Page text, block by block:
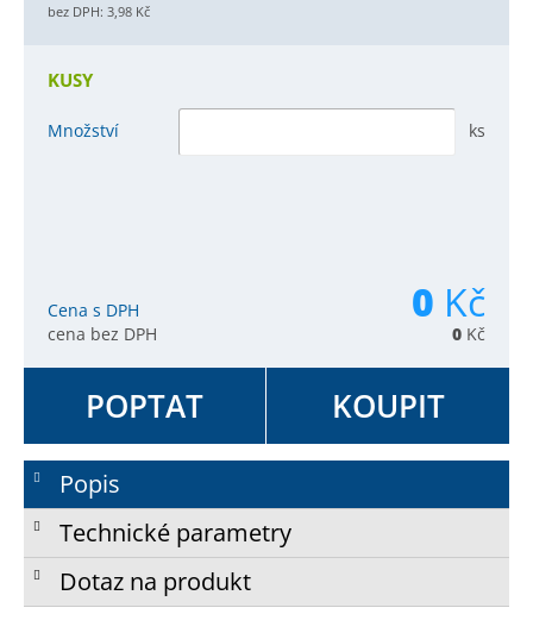
bez DPH: 3,98 Kč
KUSY
Množství ks
Cena s DPH 0 Kč
cena bez DPH 0 Kč
POPTAT KOUPIT
Popis
Technické parametry
Dotaz na produkt